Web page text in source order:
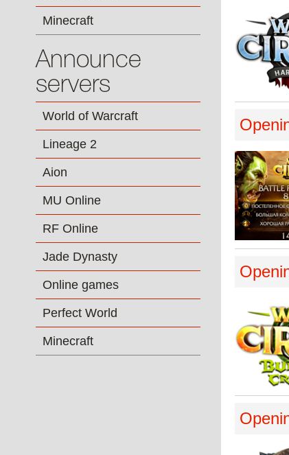
Minecraft
Announce
servers
World of Warcraft
Lineage 2
Aion
MU Online
RF Online
Jade Dynasty
Online games
Perfect World
Minecraft